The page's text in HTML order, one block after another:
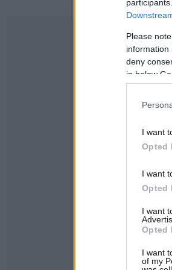
Please
information
deny
in below
I want
Opted
I want
Opted
I want
Opted
I want
of my